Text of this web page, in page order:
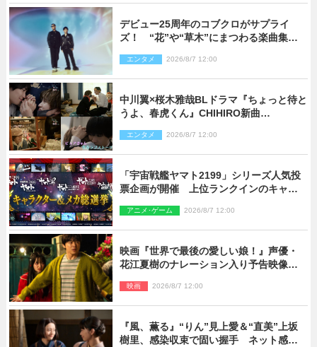
デビュー25周年のコブクロがサプライ
ズ！ “花”や“草木”にまつわる楽曲集め
信リリース
エンタメ 2026/8/7 12:00
中川翼×桜木雅哉BLドラマ『ちょっと待と
うよ、春虎くん』CHIHIRO新曲
エンタメ 2026/8/7 12:00
「宇宙戦艦ヤマト2199」シリーズ人気投
票企画が開催 上位ランクインのキャラ
を制作
アニメ･ゲーム 2026/8/7 12:00
映画『世界で最後の愛しい娘！』声優・
花江夏樹のナレーション入り予告映像解
い！」
映画 2026/8/7 12:00
『風、薫る』“りん”見上愛＆“直美”上坂
樹里、感染収束で固い握手 ネット感動